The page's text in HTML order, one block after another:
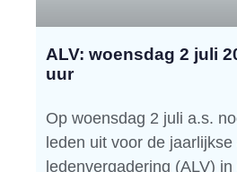
ALV: woensdag 2 juli
uur
Op woensdag 2 juli a.s.
leden uit voor de
ledenvergadering (ALV)